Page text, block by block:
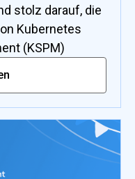
stolz darauf, die
Kubernetes
(KSPM)